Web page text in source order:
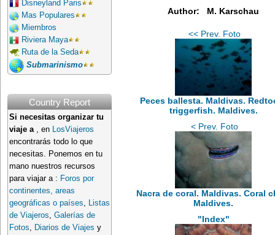
Disneyland Paris
Mas Populares
Miembros
Riviera Maya
Ruta de la Seda
Submarinismo
Country Report
Si necesitas organizar tu
viaje a , en LosViajeros
encontrarás todo lo que
necesitas. Ponemos en tu
mano nuestros recursos
para viajar a : Foros por
continentes, areas
geográficas o países, Listas
de Viajeros, Galerías de
Fotos, Diarios de Viajes y
Author: M. Karschau
<< Prev. Foto
Peces ballesta. Maldivas.
triggerfish. Maldives.
< Prev. Foto
Nacra de coral. Maldivas. Coral
Maldives.
"Index"